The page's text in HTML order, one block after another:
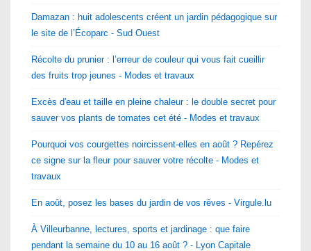
Damazan : huit adolescents créent un jardin pédagogique sur
le site de l’Écoparc - Sud Ouest
Récolte du prunier : l’erreur de couleur qui vous fait cueillir
des fruits trop jeunes - Modes et travaux
Excès d'eau et taille en pleine chaleur : le double secret pour
sauver vos plants de tomates cet été - Modes et travaux
Pourquoi vos courgettes noircissent-elles en août ? Repérez
ce signe sur la fleur pour sauver votre récolte - Modes et
travaux
En août, posez les bases du jardin de vos rêves - Virgule.lu
À Villeurbanne, lectures, sports et jardinage : que faire
pendant la semaine du 10 au 16 août ? - Lyon Capitale